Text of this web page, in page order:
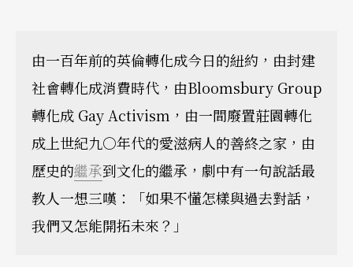
由一百年前的英倫轉化成今日的紐約，由封建
社會轉化成消費時代，由Bloomsbury Group
轉化成 Gay Activism，由一間廢置莊園轉化
成上世紀九○年代的愛滋病人的善終之家，由
歷史的繼承到文化的繼承，劇中有一句說話最
教人一想三嘆：「如果不懂怎樣與過去對話，
我們又怎能開拓未來？」